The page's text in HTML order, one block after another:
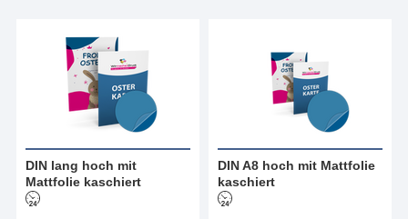
DIN lang hoch mit
Mattfolie kaschiert
DIN A8 hoch mit Mattfolie
kaschiert